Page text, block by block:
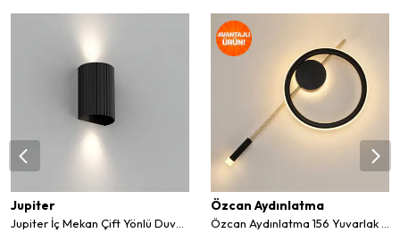
Jupiter Özcan Aydınlatma